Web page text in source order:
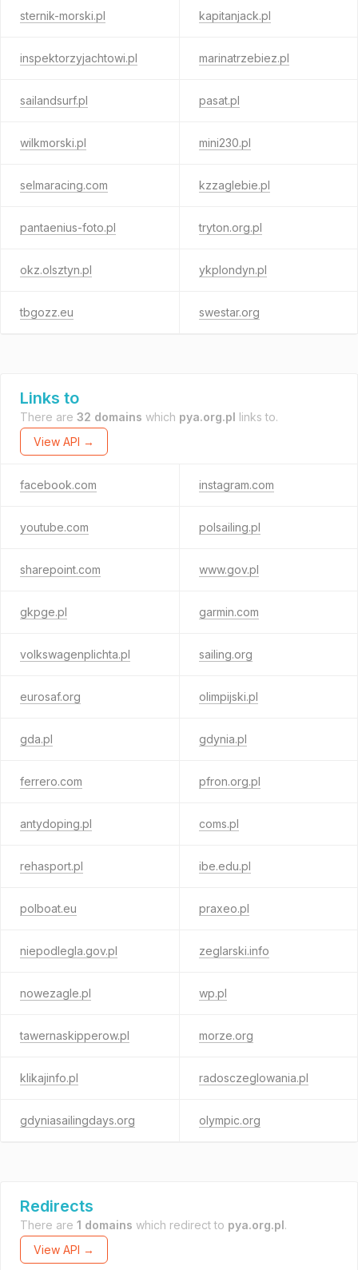
sternik-morski.pl kapitanjack.pl
inspektorzyjachtowi.pl marinatrzebiez.pl
sailandsurf.pl pasat.pl
wilkmorski.pl mini230.pl
selmaracing.com kzzaglebie.pl
pantaenius-foto.pl tryton.org.pl
okz.olsztyn.pl ykplondyn.pl
tbgozz.eu swestar.org
Links to
There are 32 domains which pya.org.pl links to.
View API →
facebook.com instagram.com
youtube.com polsailing.pl
sharepoint.com www.gov.pl
gkpge.pl garmin.com
volkswagenplichta.pl sailing.org
eurosaf.org olimpijski.pl
gda.pl gdynia.pl
ferrero.com pfron.org.pl
antydoping.pl coms.pl
rehasport.pl ibe.edu.pl
polboat.eu praxeo.pl
niepodlegla.gov.pl zeglarski.info
nowezagle.pl wp.pl
tawernaskipperow.pl morze.org
klikajinfo.pl radosczeglowania.pl
gdyniasailingdays.org olympic.org
Redirects
There are 1 domains which redirect to pya.org.pl.
View API →